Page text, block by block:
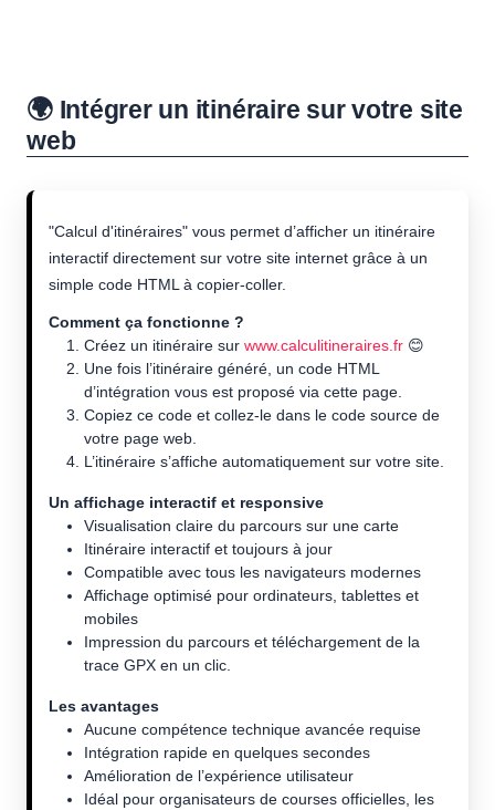
🌍 Intégrer un itinéraire sur votre site
web
"Calcul d'itinéraires" vous permet d’afficher un itinéraire
interactif directement sur votre site internet grâce à un
simple code HTML à copier-coller.
Comment ça fonctionne ?
Créez un itinéraire sur www.calculitineraires.fr 😊
Une fois l’itinéraire généré, un code HTML
d’intégration vous est proposé via cette page.
Copiez ce code et collez-le dans le code source de
votre page web.
L’itinéraire s’affiche automatiquement sur votre site.
Un affichage interactif et responsive
Visualisation claire du parcours sur une carte
Itinéraire interactif et toujours à jour
Compatible avec tous les navigateurs modernes
Affichage optimisé pour ordinateurs, tablettes et
mobiles
Impression du parcours et téléchargement de la
trace GPX en un clic.
Les avantages
Aucune compétence technique avancée requise
Intégration rapide en quelques secondes
Amélioration de l’expérience utilisateur
Idéal pour organisateurs de courses officielles, les